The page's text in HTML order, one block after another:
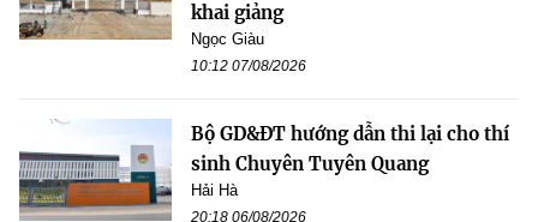
khai giảng
Ngọc Giàu
10:12 07/08/2026
Bộ GD&ĐT hướng dẫn thi lại cho thí
sinh Chuyên Tuyên Quang
Hải Hà
20:18 06/08/2026